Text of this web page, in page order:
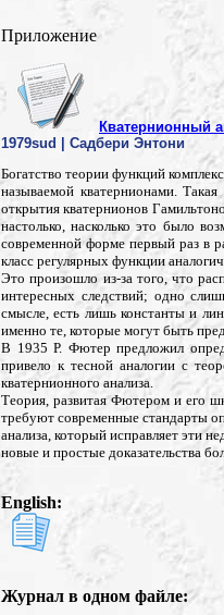
Приложение
Кватернионный
1979sud | Садбери Энтони
Богатство теории функций
называемой кватернионами.
открытия кватернионов
настолько, насколько это было
современной форме первый раз в
класс регулярных функции
Это произошло из-за того, что
интересных следствий; одно
смысле, есть лишь константы и
именно те, которые могут быть
В 1935 Р. Фютер предложил
привело к тесной аналогии с
кватернионного анализа.
Теория, развитая Фютером и его
требуют современные стандарты
анализа, который исправляет эти
новые и простые доказательства
English:
Журнал в одном файле: